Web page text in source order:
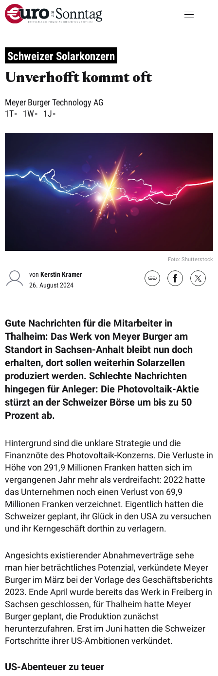
Schweizer Solarkonzern
Unverhofft kommt oft
Meyer Burger Technology AG
1T- 1W- 1J-
Foto: Shutterstock
von Kerstin Kramer
26. August 2024
Gute Nachrichten für die Mitarbeiter in
Thalheim: Das Werk von Meyer Burger am
Standort in Sachsen-Anhalt bleibt nun doch
erhalten, dort sollen weiterhin Solarzellen
produziert werden. Schlechte Nachrichten
hingegen für Anleger: Die Photovoltaik-Aktie
stürzt an der Schweizer Börse um bis zu 50
Prozent ab.
Hintergrund sind die unklare Strategie und die
Finanznöte des Photovoltaik-Konzerns. Die Verluste in
Höhe von 291,9 Millionen Franken hatten sich im
vergangenen Jahr mehr als verdreifacht: 2022 hatte
das Unternehmen noch einen Verlust von 69,9
Millionen Franken verzeichnet. Eigentlich hatten die
Schweizer geplant, ihr Glück in den USA zu versuchen
und ihr Kerngeschäft dorthin zu verlagern.
Angesichts existierender Abnahmeverträge sehe
man hier beträchtliches Potenzial, verkündete Meyer
Burger im März bei der Vorlage des Geschäftsberichts
2023. Ende April wurde bereits das Werk in Freiberg in
Sachsen geschlossen, für Thalheim hatte Meyer
Burger geplant, die Produktion zunächst
herunterzufahren. Erst im Juni hatten die Schweizer
Fortschritte ihrer US-Ambitionen verkündet.
US-Abenteuer zu teuer